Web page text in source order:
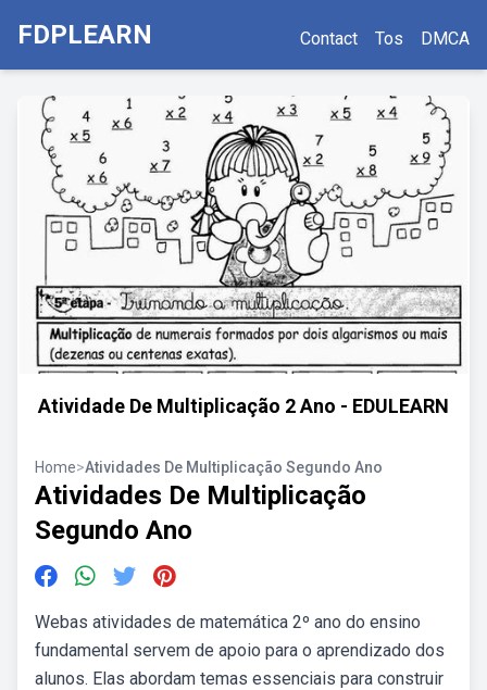
FDPLEARN Contact Tos DMCA
Atividade De Multiplicação 2 Ano - EDULEARN
Home>Atividades De Multiplicação Segundo Ano
Atividades De Multiplicação
Segundo Ano
Webas atividades de matemática 2º ano do ensino
fundamental servem de apoio para o aprendizado dos
alunos. Elas abordam temas essenciais para construir